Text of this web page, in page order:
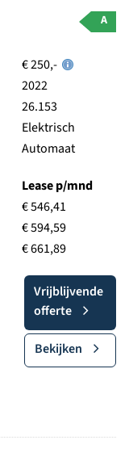
A
€ 250,-
2022
26.153
Elektrisch
Automaat
Lease p/mnd
€ 546,41
€ 594,59
€ 661,89
Vrijblijvende
offerte
Bekijken